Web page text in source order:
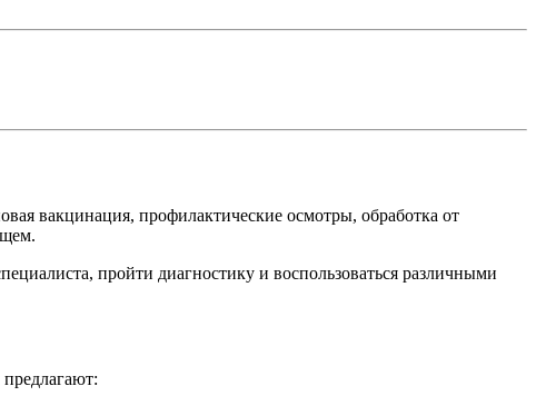
вакцинация, профилактические осмотры, обработка от
пройти диагностику и воспользоваться различными